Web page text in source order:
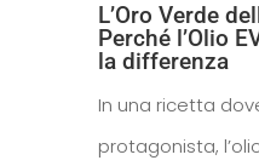
L’Oro Verde
Perché l’Olio
la differenza
In una ricetta
protagonista,